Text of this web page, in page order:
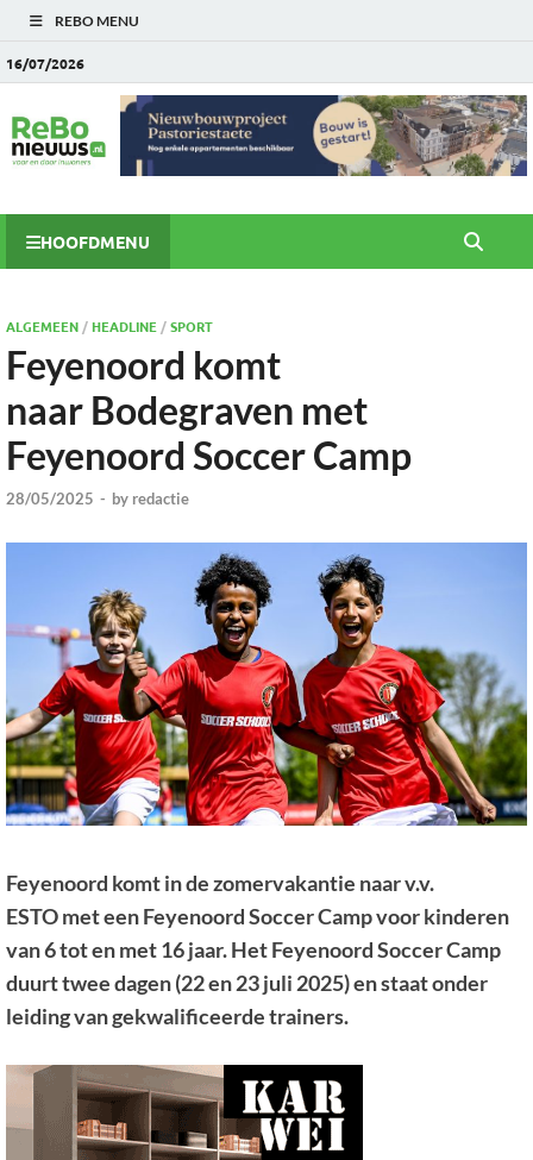
REBO MENU
16/07/2026
HOOFDMENU
ALGEMEEN/ HEADLINE/SPORT
Feyenoord komt
naar Bodegraven met
Feyenoord Soccer Camp
28/05/2025 - by redactie
Feyenoord komt in de zomervakantie naar v.v.
ESTO met een Feyenoord Soccer Camp voor kinderen
van 6 tot en met 16 jaar. Het Feyenoord Soccer Camp
duurt twee dagen (22 en 23 juli 2025) en staat onder
leiding van gekwalificeerde trainers.